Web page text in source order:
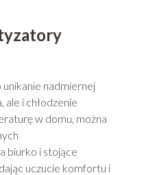
nadmiernej
ale i chłodzenie
w domu, można
biurko i stojące
uczucie komfortu i